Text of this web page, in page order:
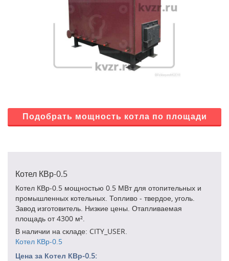
Подобрать мощность котла по площади
Котел КВр-0.5
Котел КВр-0.5 мощностью 0.5 МВт для отопительных и
промышленных котельных. Топливо - твердое, уголь.
Завод изготовитель. Низкие цены. Отапливаемая
площадь от 4300 м².
В наличии на складе: CITY_USER.
Котел КВр-0.5
Цена за Котел КВр-0.5: